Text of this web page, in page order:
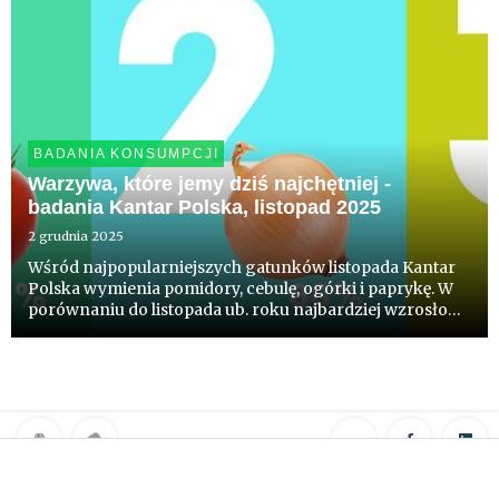
BADANIA KONSUMPCJI
Warzywa, które jemy dziś najchętniej -
badania Kantar Polska, listopad 2025
2 grudnia 2025
Wśród najpopularniejszych gatunków listopada Kantar
Polska wymienia pomidory, cebulę, ogórki i paprykę. W
porównaniu do listopada ub. roku najbardziej wzrosło